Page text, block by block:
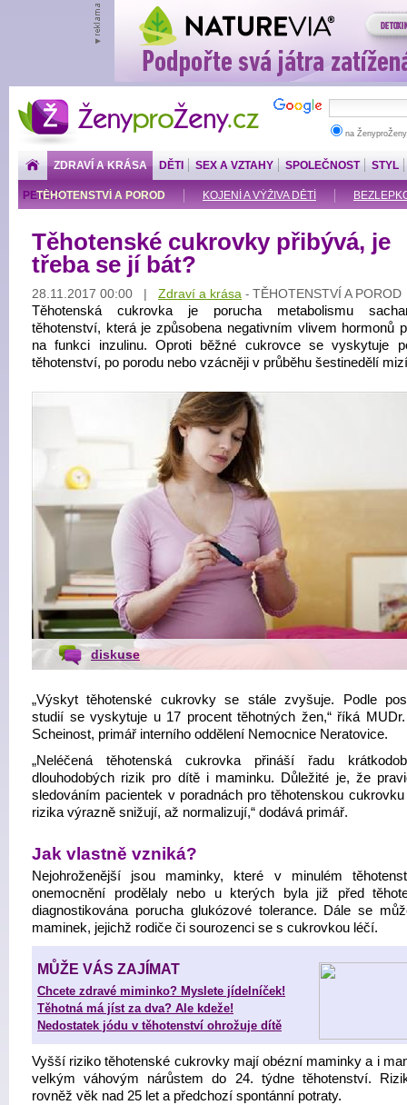
ŽenyproŽeny.cz
na
ZDRAVÍ A KRÁSA
TĚHOTENSTVÍ A POROD KOJENÍ A VÝŽIVA DĚTÍ
DĚTI SEX A VZTAHY SPOLEČNOST STYL
PENÍZE
Těhotenské cukrovky přibývá, je
třeba se jí bát?
28.11.2017 00:00 | Zdraví a krása - TĚHOTENSTVÍ A POROD
Těhotenská cukrovka je porucha metabolismu
těhotenství, která je způsobena negativním vlivem hormonů
na funkci inzulinu. Oproti běžné cukrovce se vyskytuje
těhotenství, po porodu nebo vzácněji v průběhu šestinedělí
diskuse
„Výskyt těhotenské cukrovky se stále zvyšuje. Podle
studií se vyskytuje u 17 procent těhotných žen,“ říká
Scheinost, primář interního oddělení Nemocnice Neratovice.
„Neléčená těhotenská cukrovka přináší řadu
dlouhodobých rizik pro dítě i maminku. Důležité je, že
sledováním pacientek v poradnách pro těhotenskou
rizika výrazně snižují, až normalizují,“ dodává primář.
Jak vlastně vzniká?
Nejohroženější jsou maminky, které v minulém
onemocnění prodělaly nebo u kterých byla již před
diagnostikována porucha glukózové tolerance. Dále se
maminek, jejichž rodiče či sourozenci se s cukrovkou léčí.
MŮŽE VÁS ZAJÍMAT
Chcete zdravé miminko? Myslete jídelníček!
Těhotná má jíst za dva? Ale kdeže!
Nedostatek jódu v těhotenství ohrožuje dítě
Vyšší riziko těhotenské cukrovky mají obézní maminky a i
velkým váhovým nárůstem do 24. týdne těhotenství.
rovněž věk nad 25 let a předchozí spontánní potraty.